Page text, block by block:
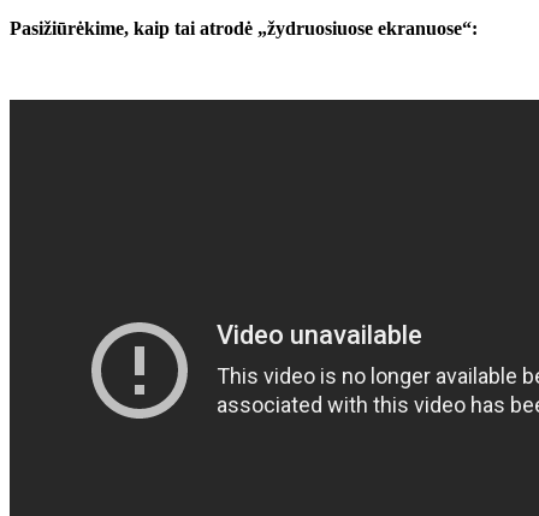
Pasižiūrėkime, kaip tai atrodė „žydruosiuose ekranuose“: